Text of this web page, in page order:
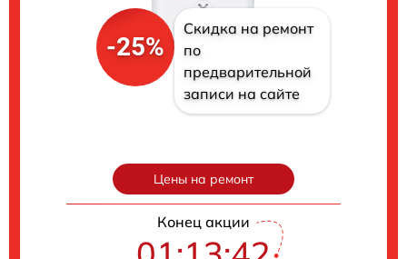
-25%
Скидка на ремонт
по
предварительной
записи на сайте
Цены на ремонт
Конец акции